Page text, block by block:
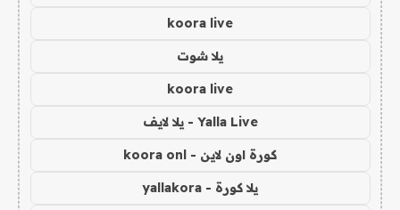
koora live
يلا شوت
koora live
Yalla Live - يلا لايف
كورة اون لاين - koora onl
يلا كورة - yallakora